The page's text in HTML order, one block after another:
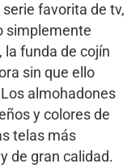
favorita de tv,
simplemente
funda de cojín
sin que ello
almohadones
y colores de
telas más
de gran calidad.